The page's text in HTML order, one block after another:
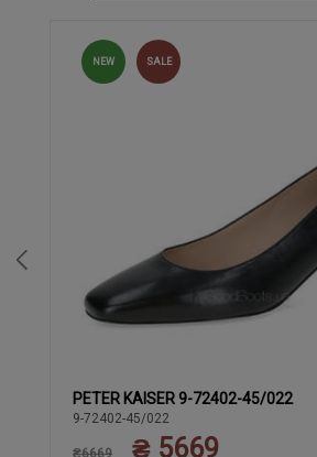
NEW SALE
37 37.5 38 38.5 39 40
PETER KAISER 9-72402-45/022
9-72402-45/022
₴ 5669